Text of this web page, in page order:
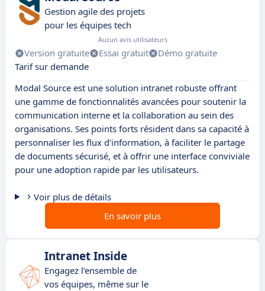
Gestion agile des projets
pour les équipes tech
Aucun avis utilisateurs
Version gratuite Essai gratuit
Démo gratuite
Tarif sur demande
Modal Source est une solution intranet robuste offrant
une gamme de fonctionnalités avancées pour soutenir la
communication interne et la collaboration au sein des
organisations. Ses points forts résident dans sa capacité à
personnaliser les flux d'information, à faciliter le partage
de documents sécurisé, et à offrir une interface conviviale
pour une adoption rapide par les utilisateurs.
Voir plus de détails
En savoir plus
Intranet Inside
Engagez l’ensemble de
vos équipes, même sur le